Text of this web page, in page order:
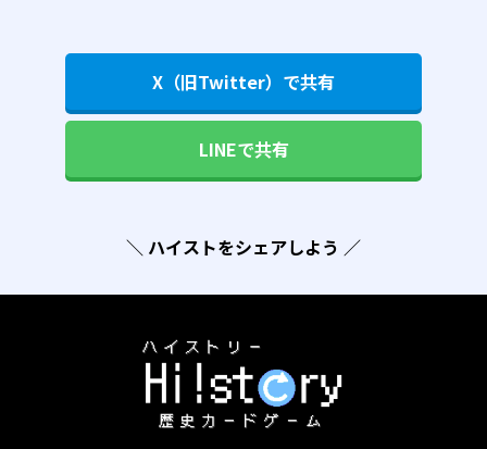
X（旧Twitter）で共有
LINEで共有
＼ ハイストをシェアしよう ／